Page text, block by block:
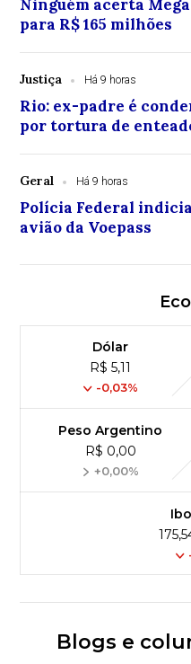
Ninguém acerta
para R$ 165 milhões
Justiça Há 9 horas
Rio: ex-padre é
por tortura de
Geral Há 9 horas
Polícia Federal
avião da Voepass
Dólar
R$ 5,11
-0,03%
Peso Argentino
R$ 0,00
+0,00%
Blogs e